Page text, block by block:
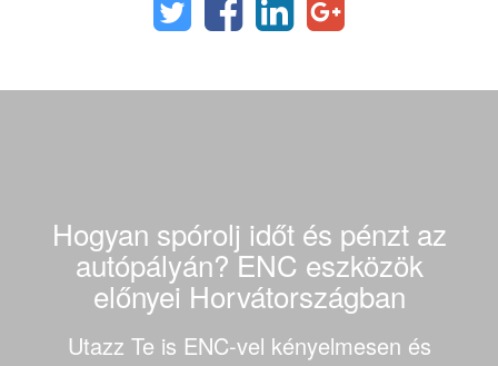
Hogyan spórolj időt és pénzt az
autópályán? ENC eszközök
előnyei Horvátországban
Utazz Te is ENC-vel kényelmesen és